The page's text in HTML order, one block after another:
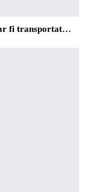
ar fi transportat…